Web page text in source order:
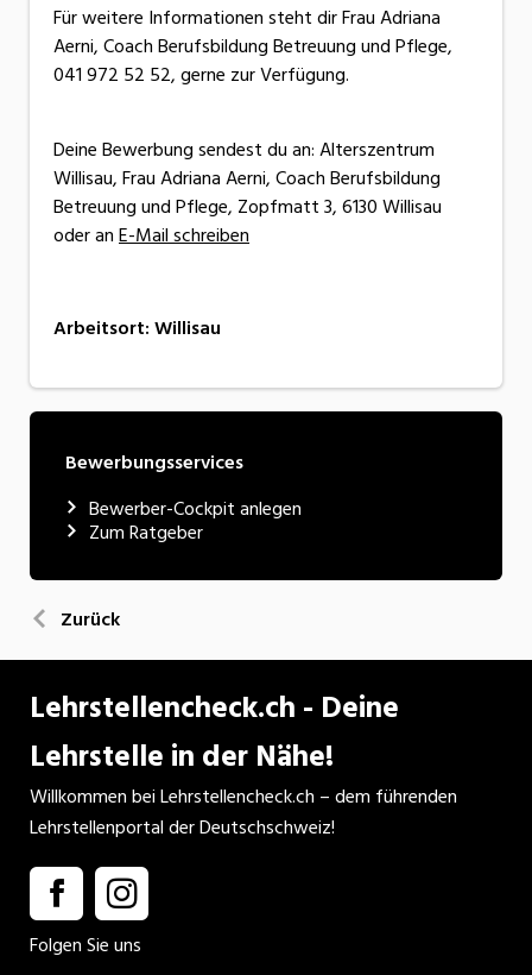
Für weitere Informationen steht dir Frau Adriana
Aerni, Coach Berufsbildung Betreuung und Pflege,
041 972 52 52, gerne zur Verfügung.
Deine Bewerbung sendest du an: Alterszentrum
Willisau, Frau Adriana Aerni, Coach Berufsbildung
Betreuung und Pflege, Zopfmatt 3, 6130 Willisau
oder anE-Mail schreiben
Arbeitsort:Willisau
Bewerbungsservices
Bewerber-Cockpit anlegen
Zum Ratgeber
Zurück
Lehrstellencheck.ch - Deine
Lehrstelle in der Nähe!
Willkommen bei Lehrstellencheck.ch – dem führenden
Lehrstellenportal der Deutschschweiz!
Folgen Sie uns